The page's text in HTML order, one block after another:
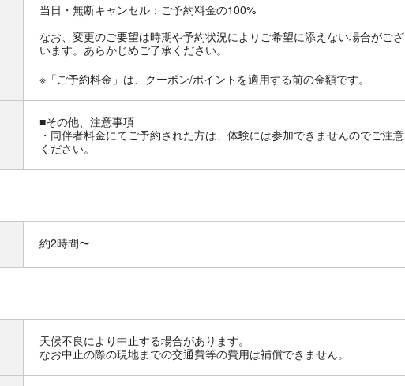
当日・無断キャンセル：ご予約料金の100%
なお、変更のご要望は時期や予約状況によりご希望に添えない場合がござ
います。あらかじめご了承ください。
※「ご予約料金」は、クーポン/ポイントを適用する前の金額です。
■その他、注意事項
・同伴者料金にてご予約された方は、体験には参加できませんのでご注意
ください。
約2時間〜
天候不良により中止する場合があります。
なお中止の際の現地までの交通費等の費用は補償できません。